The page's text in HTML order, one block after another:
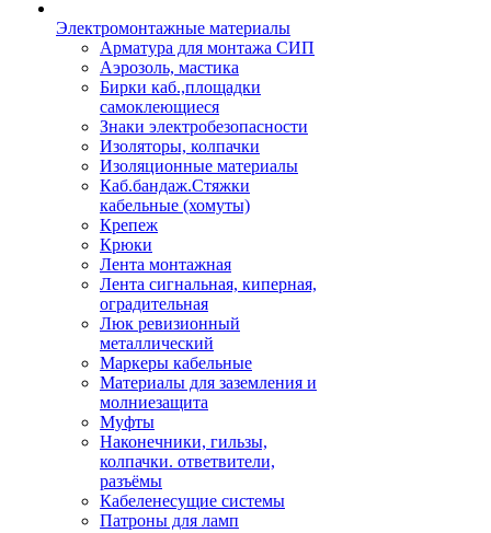
Электромонтажные материалы
Арматура для монтажа СИП
Аэрозоль, мастика
Бирки каб.,площадки
самоклеющиеся
Знаки электробезопасности
Изоляторы, колпачки
Изоляционные материалы
Каб.бандаж.Стяжки
кабельные (хомуты)
Крепеж
Крюки
Лента монтажная
Лента сигнальная, киперная,
оградительная
Люк ревизионный
металлический
Маркеры кабельные
Материалы для заземления и
молниезащита
Муфты
Наконечники, гильзы,
колпачки. ответвители,
разъёмы
Кабеленесущие системы
Патроны для ламп